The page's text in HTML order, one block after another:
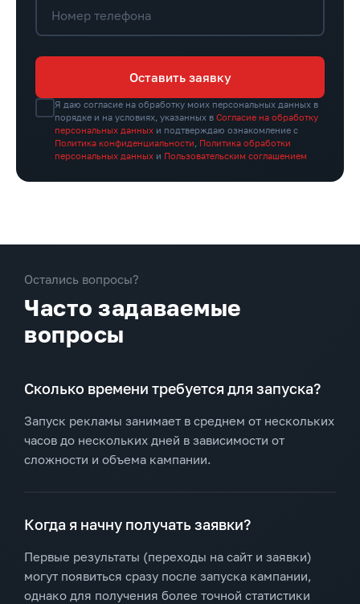
Номер телефона
Оставить заявку
Я даю согласие на обработку моих персональных данных в
порядке и на условиях, указанных в Согласие на обработку
персональных данных и подтверждаю ознакомление с
Политика конфиденциальности
Политика обработки
персональных данных и Пользовательским соглашением
Остались вопросы?
Часто задаваемые
вопросы
Сколько времени требуется для запуска?
Запуск рекламы занимает в среднем от нескольких
часов до нескольких дней в зависимости от
сложности и объема кампании.
Когда я начну получать заявки?
Первые результаты (переходы на сайт и заявки)
могут появиться сразу после запуска кампании,
однако для получения более точной статистики